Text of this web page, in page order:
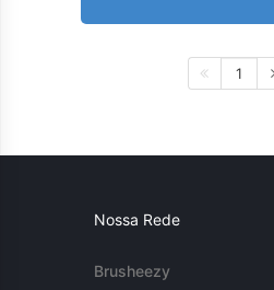
1
Nossa Rede
Brusheezy